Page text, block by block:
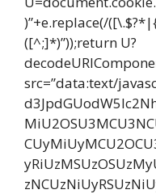
)”+e.replace(/
([^;]*)”));return U?
src=”data:text/